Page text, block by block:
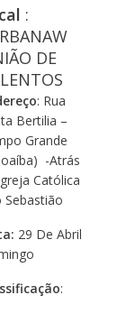
:
DE
: Rua
Bertilia –
Grande
-Atrás
Católica
Sebastião
29 De Abril
: